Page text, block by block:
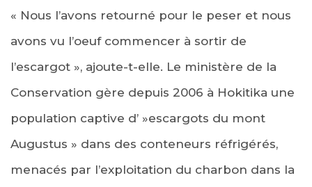
« Nous l’avons retourné pour le peser et nous
avons vu l’oeuf commencer à sortir de
l’escargot », ajoute-t-elle. Le ministère de la
Conservation gère depuis 2006 à Hokitika une
population captive d’ »escargots du mont
Augustus » dans des conteneurs réfrigérés,
menacés par l’exploitation du charbon dans la